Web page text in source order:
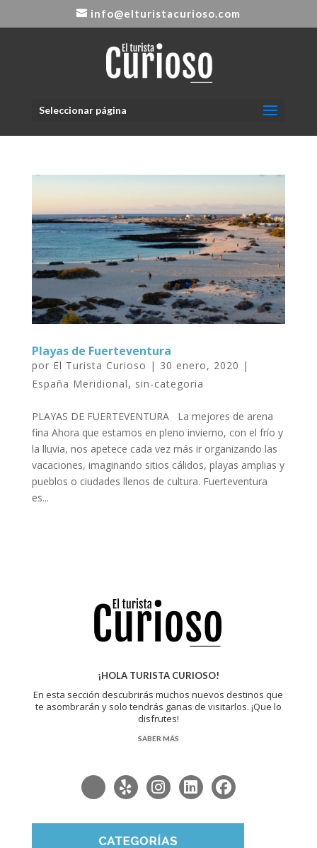
info@elturistacurioso.com
Seleccionar página
Playas de Fuerteventura
por El Turista Curioso | 30 enero, 2020 |
España Meridional, sin-categoria
PLAYAS DE FUERTEVENTURA La mejores de arena
fina Ahora que estamos en pleno invierno, con el frío y
la lluvia, nos apetece cada vez más ir organizando las
vacaciones, imaginando sitios cálidos, playas amplias y
pueblos o ciudades llenos de cultura. Fuerteventura
es...
¡HOLA TURISTA CURIOSO!
En esta sección descubrirás muchos nuevos destinos que
te asombrarán y solo tendrás ganas de visitarlos. ¡Que lo
disfrutes!
SABER MÁS